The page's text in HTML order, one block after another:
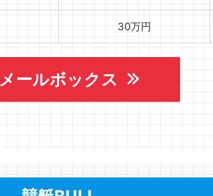
30万円
メールボックス